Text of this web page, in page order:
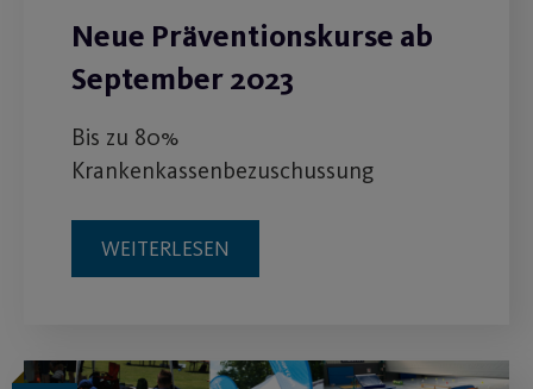
Neue Präventionskurse ab
September 2023
Bis zu 80%
Krankenkassenbezuschussung
WEITERLESEN